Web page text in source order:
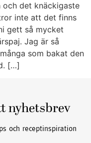
och det knäckigaste
inte att det finns
gett så mycket
Jag är så
som bakat den
[…]
nyhetsbrev
och receptinspiration